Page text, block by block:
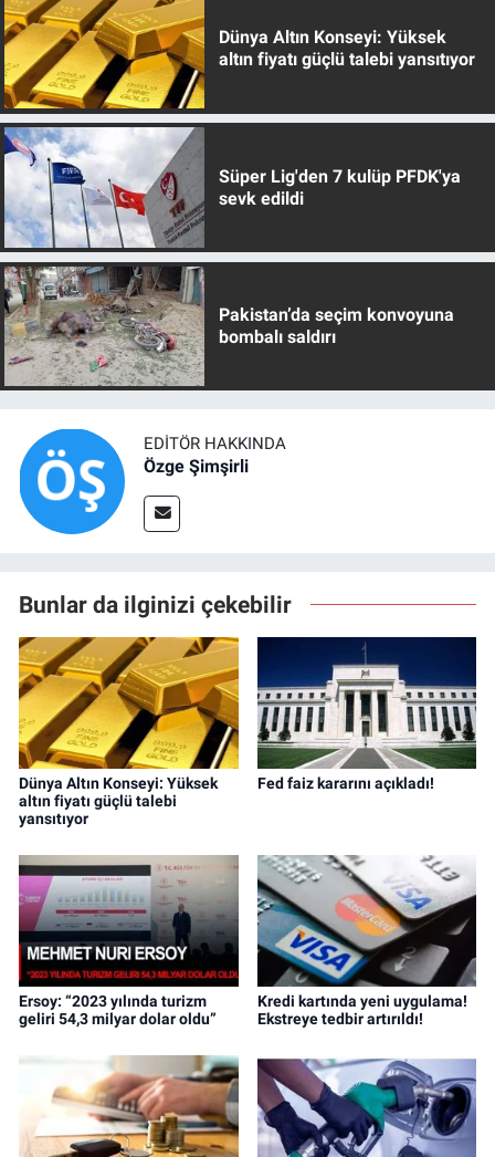
Dünya Altın Konseyi: Yüksek
altın fiyatı güçlü talebi yansıtıyor
Süper Lig'den 7 kulüp PFDK'ya
sevk edildi
Pakistan’da seçim konvoyuna
bombalı saldırı
EDITÖR HAKKINDA
Özge Şimşirli
Bunlar da ilginizi çekebilir
Dünya Altın Konseyi: Yüksek
altın fiyatı güçlü talebi
yansıtıyor
Fed faiz kararını açıkladı!
Ersoy: “2023 yılında turizm
geliri 54,3 milyar dolar oldu”
Kredi kartında yeni uygulama!
Ekstreye tedbir artırıldı!